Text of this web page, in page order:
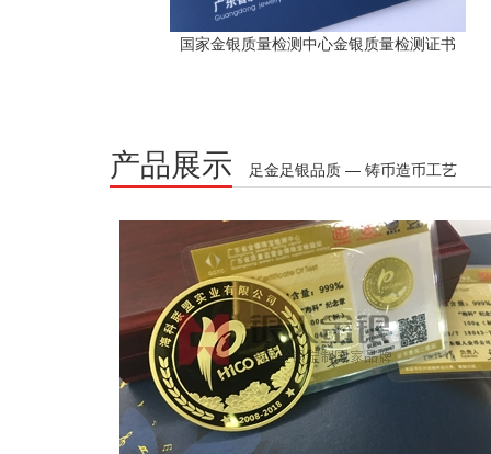
国家金银质量检测中心金银质量检测证书
产品展示 足金足银品质 — 铸币造币工艺